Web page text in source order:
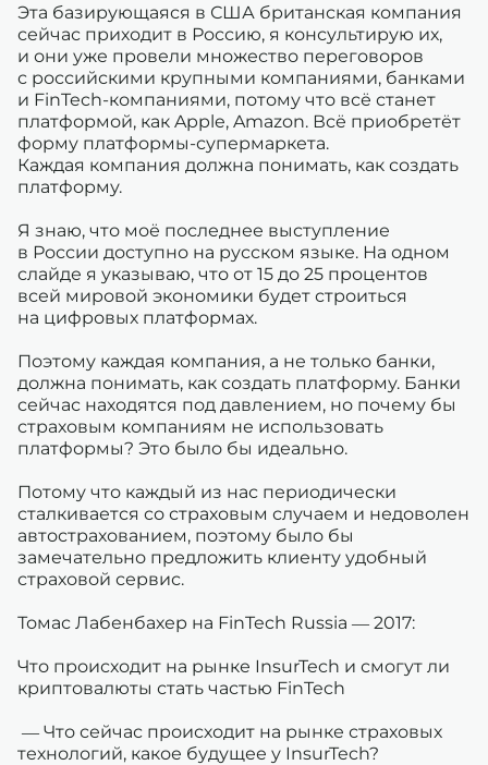
Эта базирующаяся в США британская компания
сейчас приходит в Россию, я консультирую их,
и они уже провели множество переговоров
с российскими крупными компаниями, банками
и FinTech-компаниями, потому что всё станет
платформой, как Apple, Amazon. Всё приобретёт
форму платформы-супермаркета.
Каждая компания должна понимать, как создать
платформу.
Я знаю, что моё последнее выступление
в России доступно на русском языке. На одном
слайде я указываю, что от 15 до 25 процентов
всей мировой экономики будет строиться
на цифровых платформах.
Поэтому каждая компания, а не только банки,
должна понимать, как создать платформу. Банки
сейчас находятся под давлением, но почему бы
страховым компаниям не использовать
платформы? Это было бы идеально.
Потому что каждый из нас периодически
сталкивается со страховым случаем и недоволен
автострахованием, поэтому было бы
замечательно предложить клиенту удобный
страховой сервис.
Томас Лабенбахер на FinTech Russia — 2017:
Что происходит на рынке InsurTech и смогут ли
криптовалюты стать частью FinTech
— Что сейчас происходит на рынке страховых
технологий, какое будущее у InsurTech?